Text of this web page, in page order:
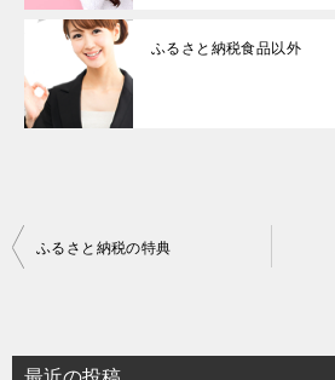
ふるさと納税食品以外
投
ビ
ふるさと納税の特典